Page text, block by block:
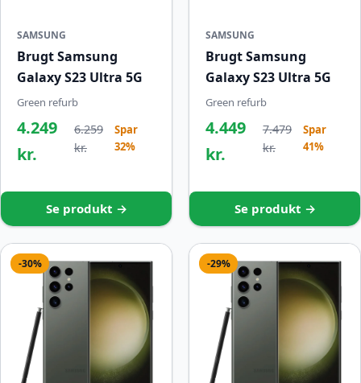
SAMSUNG
Brugt Samsung
Galaxy S23 Ultra 5G
Green refurb
4.249
kr.
6.259
kr.
Spar
32%
Se produkt →
SAMSUNG
Brugt Samsung
Galaxy S23 Ultra 5G
Green refurb
4.449
kr.
7.479
kr.
Spar
41%
Se produkt →
-30% -29%